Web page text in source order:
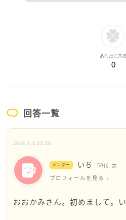
あなたに共
0
回答一覧
2026.7.8 21:38
メンター いち 50代 女
プロフィールを見る
おおかみさん。初めまして。